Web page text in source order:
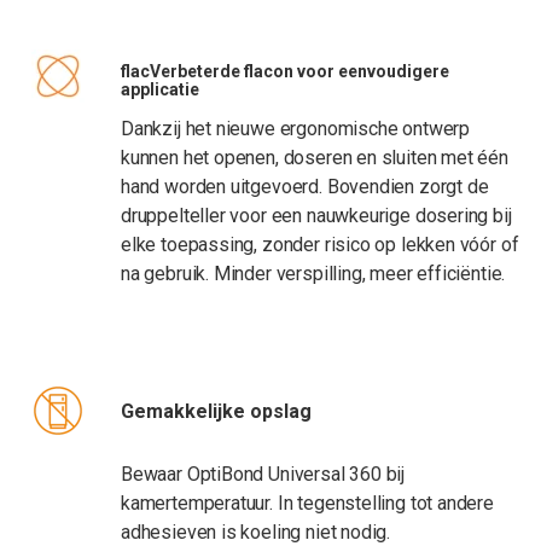
flacVerbeterde flacon voor eenvoudigere
applicatie
Dankzij het nieuwe ergonomische ontwerp
kunnen het openen, doseren en sluiten met één
hand worden uitgevoerd. Bovendien zorgt de
druppelteller voor een nauwkeurige dosering bij
elke toepassing, zonder risico op lekken vóór of
na gebruik. Minder verspilling, meer efficiëntie.
Gemakkelijke opslag
Bewaar OptiBond Universal 360 bij
kamertemperatuur. In tegenstelling tot andere
adhesieven is koeling niet nodig.